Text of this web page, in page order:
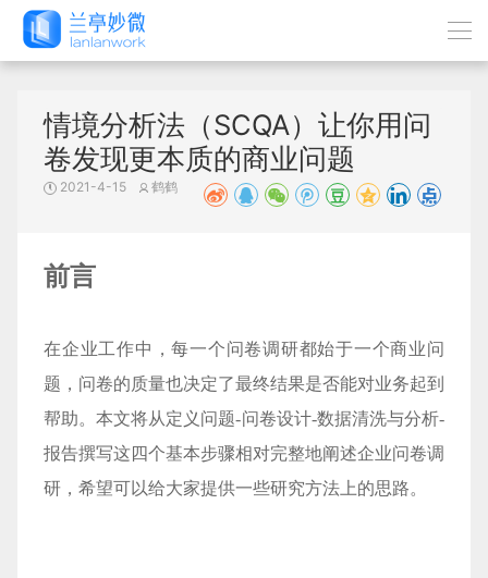
情境分析法（SCQA）让你用问
卷发现更本质的商业问题
2021-4-15 鹤鹤
前言
在企业工作中，每一个问卷调研都始于一个商业问
题，问卷的质量也决定了最终结果是否能对业务起到
帮助。本文将从定义问题-问卷设计-数据清洗与分析-
报告撰写这四个基本步骤相对完整地阐述企业问卷调
研，希望可以给大家提供一些研究方法上的思路。